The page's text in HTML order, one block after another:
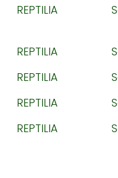
REPTILIA
REPTILIA
REPTILIA
REPTILIA
REPTILIA